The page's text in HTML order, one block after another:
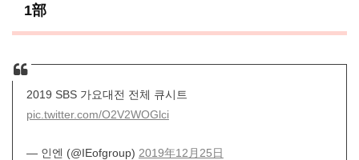
1部
2019 SBS 가요대전 전체 큐시트
pic.twitter.com/O2V2WOGlci
— 인엔 (@IEofgroup) 2019年12月25日